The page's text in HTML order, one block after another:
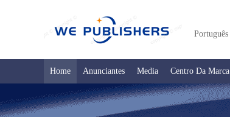
Português
Home Anunciantes Media Centro Da Marca